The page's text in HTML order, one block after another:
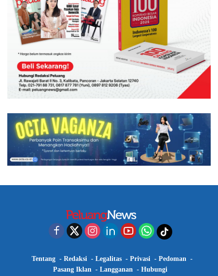
Tentang Redaksi Legalitas Privasi
Pedoman
Pasang Iklan
Langganan Hubungi